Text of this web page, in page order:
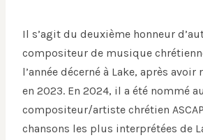
Il s’agit du deuxième honneur
compositeur de musique
l’année décerné à Lake, après
en 2023. En 2024, il a été nommé
compositeur/artiste chrétien ASCAP
chansons les plus interprétées de